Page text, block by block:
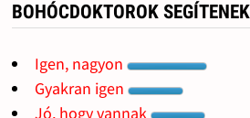
BOHÓCDOKTOROK
Igen, nagyon
Gyakran igen
Jó, hogy vannak